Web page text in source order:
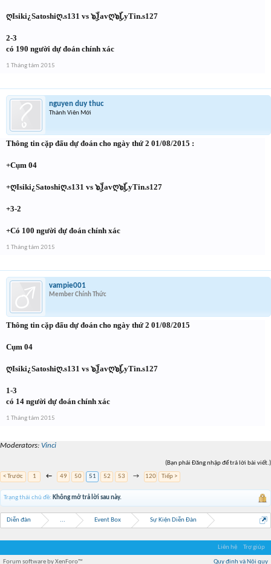
ღIsiki¿Satoshiღ.s131 vs ๖ۣۜJavღ๖ۣۜLyTin.s127
2-3
có 190 người dự đoán chính xác
1 Tháng tám 2015
nguyen duy thuc
Thành Viên Mới
Thông tin cặp đấu dự đoán cho ngày thứ 2 01/08/2015 :
+Cụm 04
+ღIsiki¿Satoshiღ.s131 vs ๖ۣۜJavღ๖ۣۜLyTin.s127
+3-2
+Có 100 người dự đoán chính xác
1 Tháng tám 2015
vampie001
Member Chính Thức
Thông tin cặp đấu dự đoán cho ngày thứ 2 01/08/2015
Cụm 04
ღIsiki¿Satoshiღ.s131 vs ๖ۣۜJavღ๖ۣۜLyTin.s127
1-3
có 14 người dự đoán chính xác
1 Tháng tám 2015
Moderators: Vinci
(Bạn phải Đăng nhập để trả lời bài viết.)
< Trước
1 ← 49 50 51 52 53 → 120 Tiếp >
Trạng thái chủ đề: Không mở trả lời sau này.
Diễn đàn ... Event Box Sự Kiện Diễn Đàn
Liên hệ Trợ giúp
Quy định và Nội quy
Forum software by XenForo™